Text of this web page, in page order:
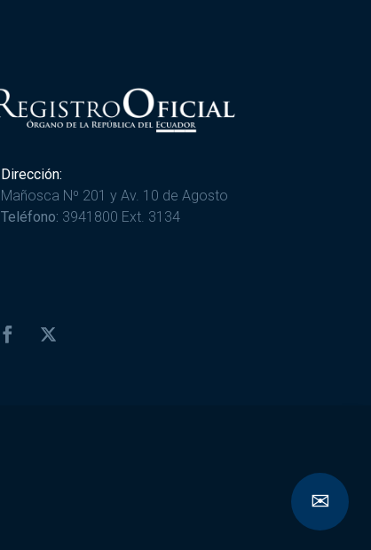
Dirección:
Mañosca Nº 201 y Av. 10 de Agosto
Teléfono: 3941800 Ext. 3134
✉